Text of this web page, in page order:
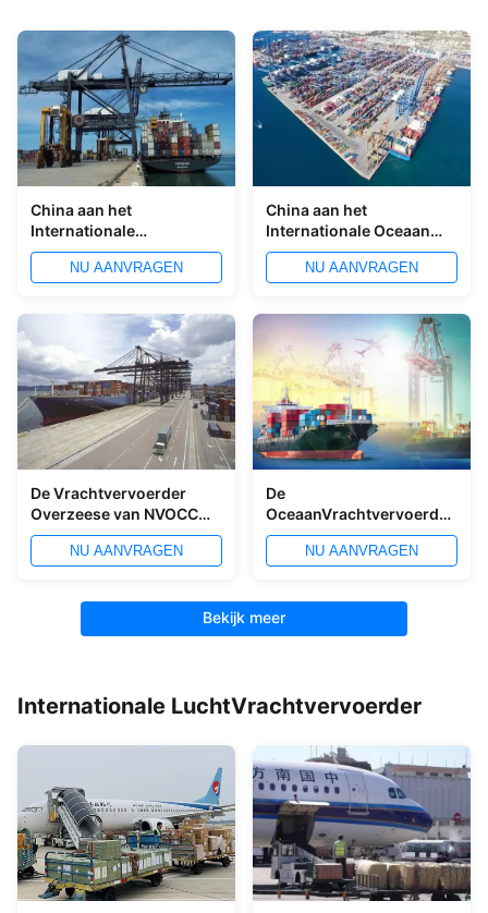
China aan het
Internationale
Verschepen van Rusland
door Overzees
NU AANVRAGEN
China aan het
Internationale Oceaan
Verschepen van Odessa
International Ocean
NU AANVRAGEN
De Vrachtvervoerder
Overzeese van NVOCC
OceaanVracht van China
aan Doubai
NU AANVRAGEN
De
OceaanVrachtvervoerder
China van WCA aan
Overzeese van Thailand
NU AANVRAGEN
Bekijk meer
Internationale LuchtVrachtvervoerder